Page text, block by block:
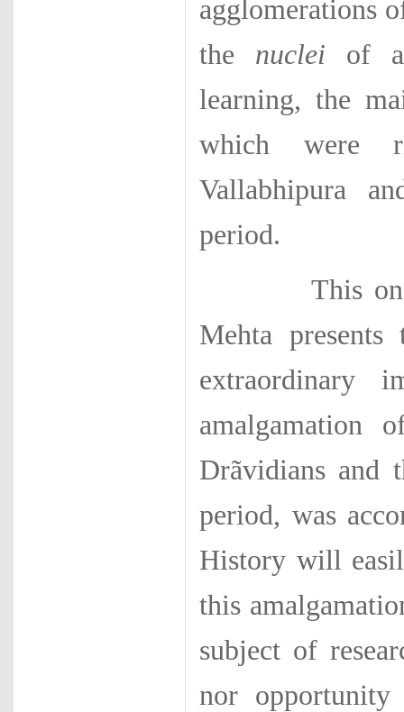
agglomerations
the nuclei of
learning, the
which were
Vallabhipura
period.
This one,
Mehta
extraordinary
Drãvidians and
period, was
History will
this
subject of
nor